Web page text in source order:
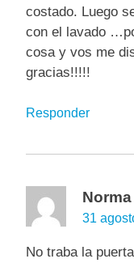
costado. Luego
con el lavado
cosa y vos me
gracias!!!!!
Responder
Norma
31
No traba la